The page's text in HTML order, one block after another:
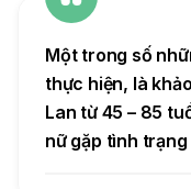
Một trong số
thực hiện, là
Lan từ 45 – 85
nữ gặp tình